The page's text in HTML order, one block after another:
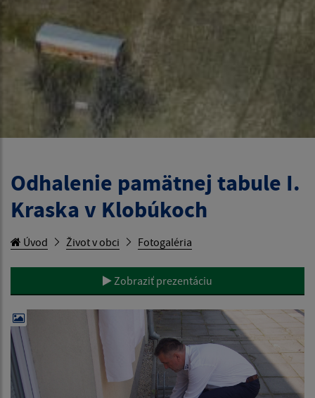
Odhalenie pamätnej tabule I.
Kraska v Klobúkoch
Úvod Život v obci Fotogaléria
Zobraziť prezentáciu